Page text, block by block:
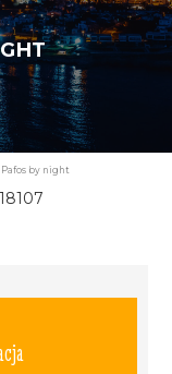
by night